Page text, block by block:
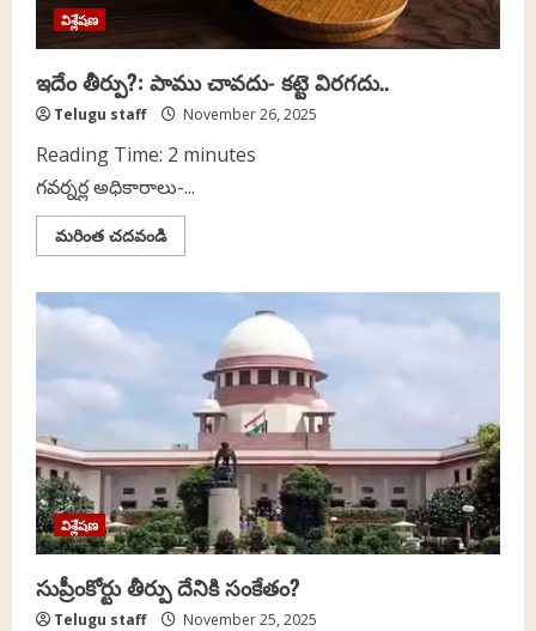
విశ్లేషణ
ఇదేం తీర్పు?: పాము చావదు- కట్టె విరగదు..
Telugu staff November 26, 2025
Reading Time: 2 minutes
గవర్నర్ల అధికారాలు-...
మరింత చదవండిRead
more
విరగదు..
విశ్లేషణ
సుప్రీంకోర్టు తీర్పు దేనికి సంకేతం?
Telugu staff November 25, 2025